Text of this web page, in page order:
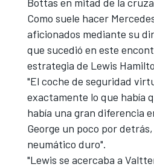
MÁS CATEGORÍAS
Como suele hacer
aficionados mediante su
que sucedió en este
estrategia de Lewis
"El coche de seguridad
exactamente lo que había
había una gran diferencia
George un poco por
neumático duro".
"Lewis se acercaba a